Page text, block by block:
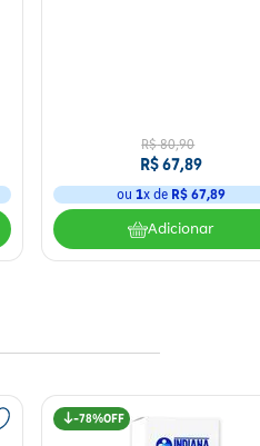
R$ 80,90
R$67,89
ou 1x de R$ 67,89
Adicionar
78%